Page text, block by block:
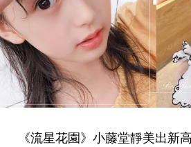
《流星花園》小藤堂靜美出新